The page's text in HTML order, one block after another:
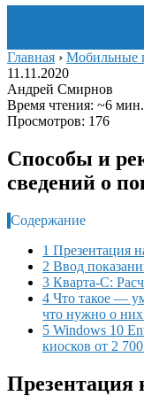
Главная › Мобильные
11.11.2020
Андрей Смирнов
Время чтения: ~6 мин.
Просмотров: 176
Способы и
сведений о
Содержание
1 Презентация
2 Ввод
3 Кварта-С:
4 Что такое —
что нужно о них
5 Windows 10
киосков от 2